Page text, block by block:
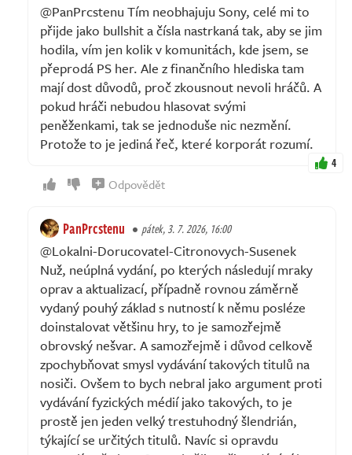
@PanPrcstenu Tím neobhajuju Sony, celé mi to
přijde jako bullshit a čísla nastrkaná tak, aby se jim
hodila, vím jen kolik v komunitách, kde jsem, se
přeprodá PS her. Ale z finančního hlediska tam
mají dost důvodů, proč zkousnout nevoli hráčů. A
pokud hráči nebudou hlasovat svými
peněženkami, tak se jednoduše nic nezmění.
Protože to je jediná řeč, které korporát rozumí.
4
Odpovědět
PanPrcstenu pátek, 3. 7. 2026, 16:00
@Lokalni-Dorucovatel-Citronovych-Susenek
Nuž, neúplná vydání, po kterých následují mraky
oprav a aktualizací, případně rovnou záměrně
vydaný pouhý základ s nutností k němu posléze
doinstalovat většinu hry, to je samozřejmě
obrovský nešvar. A samozřejmě i důvod celkově
zpochybňovat smysl vydávání takových titulů na
nosiči. Ovšem to bych nebral jako argument proti
vydávání fyzických médií jako takových, to je
prostě jen jeden velký trestuhodný šlendrián,
týkající se určitých titulů. Navíc si opravdu